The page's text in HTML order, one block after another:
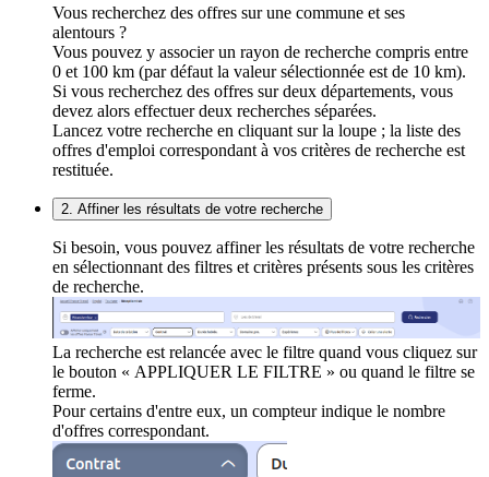
Vous recherchez des offres sur une commune et ses
alentours ?
Vous pouvez y associer un rayon de recherche compris entre
0 et 100 km (par défaut la valeur sélectionnée est de 10 km).
Si vous recherchez des offres sur deux départements, vous
devez alors effectuer deux recherches séparées.
Lancez votre recherche en cliquant sur la loupe ; la liste des
offres d'emploi correspondant à vos critères de recherche est
restituée.
2. Affiner les résultats de votre recherche
Si besoin, vous pouvez affiner les résultats de votre recherche
en sélectionnant des filtres et critères présents sous les critères
de recherche.
La recherche est relancée avec le filtre quand vous cliquez sur
le bouton « APPLIQUER LE FILTRE » ou quand le filtre se
ferme.
Pour certains d'entre eux, un compteur indique le nombre
d'offres correspondant.